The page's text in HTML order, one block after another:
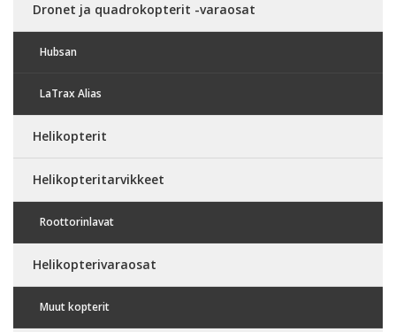
Dronet ja quadrokopterit -varaosat
Hubsan
LaTrax Alias
Helikopterit
Helikopteritarvikkeet
Roottorinlavat
Helikopterivaraosat
Muut kopterit